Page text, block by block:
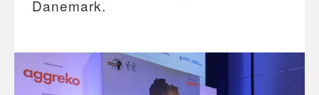
Danemark.